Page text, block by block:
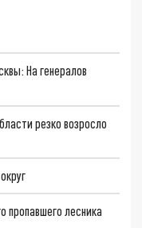
На генералов
резко возросло
пропавшего лесника